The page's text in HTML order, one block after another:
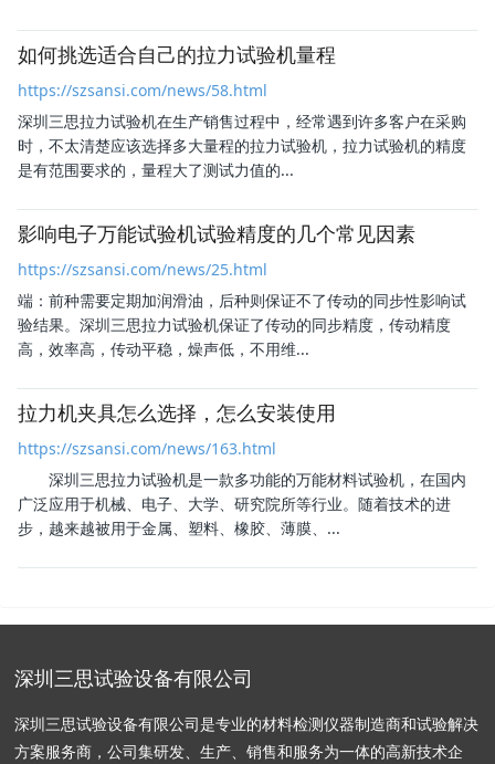
如何挑选适合自己的拉力试验机量程
https://szsansi.com/news/58.html
深圳三思拉力试验机在生产销售过程中，经常遇到许多客户在采购
时，不太清楚应该选择多大量程的拉力试验机，拉力试验机的精度
是有范围要求的，量程大了测试力值的...
影响电子万能试验机试验精度的几个常见因素
https://szsansi.com/news/25.html
端：前种需要定期加润滑油，后种则保证不了传动的同步性影响试
验结果。 深圳三思拉力试验机保证了传动的同步精度，传动精度
高，效率高，传动平稳，燥声低，不用维...
拉力机夹具怎么选择，怎么安装使用
https://szsansi.com/news/163.html
深圳三思拉力试验机是一款多功能的万能材料试验机，在国内
广泛应用于机械、电子、大学、研究院所等行业。随着技术的进
步，越来越被用于金属、塑料、橡胶、薄膜、...
深圳三思试验设备有限公司
深圳三思试验设备有限公司是专业的材料检测仪器制造商和试验解决
方案服务商，公司集研发、生产、销售和服务为一体的高新技术企